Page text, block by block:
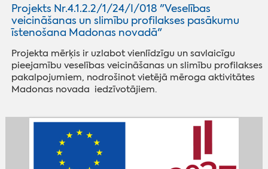
Projekts Nr.4.1.2.2/1/24/I/018 "Veselības
veicināšanas un slimību profilakses pasākumu
īstenošana Madonas novadā"
Projekta mērķis ir uzlabot vienlīdzīgu un savlaicīgu
pieejamību veselības veicināšanas un slimību profilakses
pakalpojumiem, nodrošinot vietējā mēroga aktivitātes
Madonas novada iedzīvotājiem.